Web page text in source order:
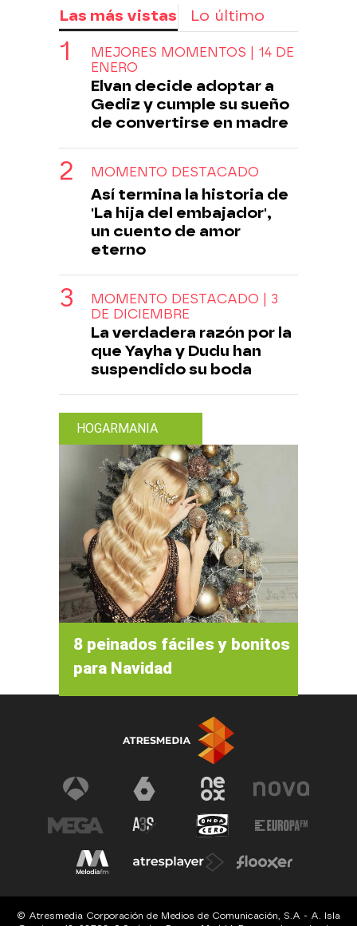
Las más vistas Lo último
MEJORES MOMENTOS | 14 DE
ENERO
Elvan decide adoptar a
Gediz y cumple su sueño
de convertirse en madre
MOMENTO DESTACADO
Así termina la historia de
'La hija del embajador',
un cuento de amor
eterno
MOMENTO DESTACADO | 3
DE DICIEMBRE
La verdadera razón por la
que Yayha y Dudu han
suspendido su boda
HOGARMANIA
8 peinados fáciles y bonitos
para Navidad
© Atresmedia Corporación de Medios de Comunicación, S.A - A. Isla